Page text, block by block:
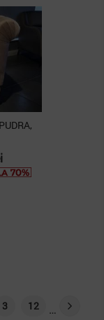
3 …
12